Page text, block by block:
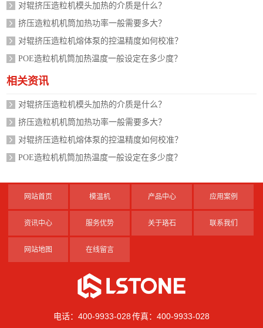
对辊挤压造粒机模头加热的介质是什么？
挤压造粒机机筒加热功率一般需要多大？
对辊挤压造粒机熔体泵的控温精度如何校准？
POE造粒机机筒加热温度一般设定在多少度？
相关资讯
对辊挤压造粒机模头加热的介质是什么？
挤压造粒机机筒加热功率一般需要多大？
对辊挤压造粒机熔体泵的控温精度如何校准？
POE造粒机机筒加热温度一般设定在多少度？
网站首页 模温机 产品中心 应用案例
资讯中心 服务优势 关于珞石 联系我们
网站地图 在线留言
电话：400-9933-028 传真：400-9933-028